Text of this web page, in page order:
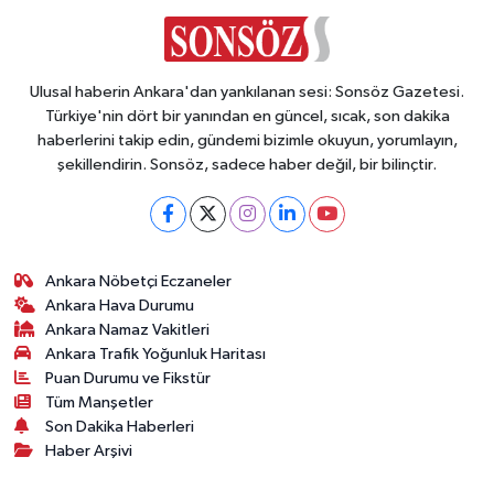
Ulusal haberin Ankara'dan yankılanan sesi: Sonsöz Gazetesi.
Türkiye'nin dört bir yanından en güncel, sıcak, son dakika
haberlerini takip edin, gündemi bizimle okuyun, yorumlayın,
şekillendirin. Sonsöz, sadece haber değil, bir bilinçtir.
Ankara Nöbetçi Eczaneler
Ankara Trafik Yoğunluk Haritası
Tüm Manşetler
Haber Arşivi